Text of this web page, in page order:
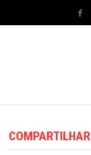
COMPARTILHAR